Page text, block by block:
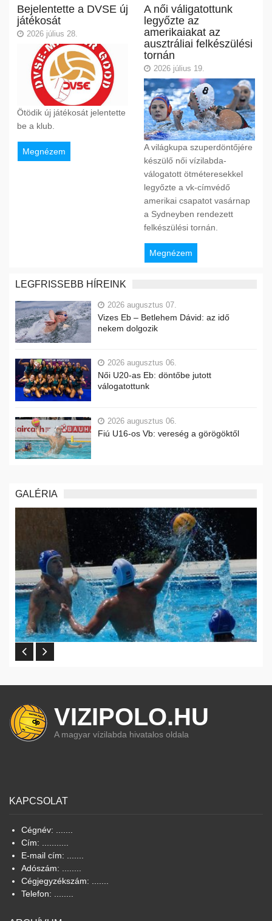
Bejelentette a DVSE új
játékosát
2026 július 28.
Ötödik új játékosát jelentette
be a klub.
Megnézem
A női váligatottunk
legyőzte az
amerikaiakat az
ausztráliai felkészülési
tornán
2026 július 19.
A világkupa szuperdöntőjére
készülő női vízilabda-
válogatott ötméteresekkel
legyőzte a vk-címvédő
amerikai csapatot vasárnap
a Sydneyben rendezett
felkészülési tornán.
Megnézem
LEGFRISSEBB HÍREINK
2026 augusztus 07.
Vizes Eb – Betlehem Dávid: az idő
nekem dolgozik
2026 augusztus 06.
Női U20-as Eb: döntőbe jutott
válogatottunk
2026 augusztus 06.
Fiú U16-os Vb: vereség a görögöktől
GALÉRIA
VIZIPOLO.HU
A magyar vízilabda hivatalos oldala
KAPCSOLAT
Cégnév: .......
Cím: ...........
E-mail cím: .......
Adószám: ........
Cégjegyzékszám: .......
Telefon: ........